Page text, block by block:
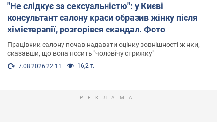
"Не слідкує за сексуальністю": у Києві
консультант салону краси образив жінку після
хімієтерапії, розгорівся скандал. Фото
Працівник салону почав надавати оцінку зовнішності жінки,
сказавши, що вона носить "чоловічу стрижку"
7.08.2026 22:11 16,2 т.